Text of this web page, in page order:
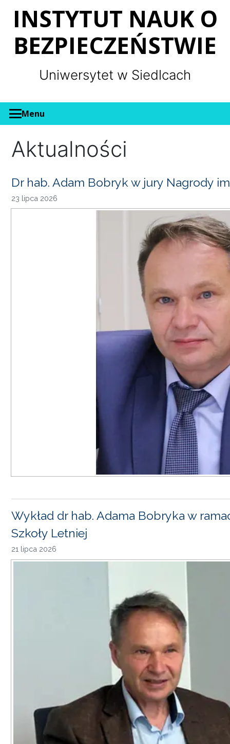
INSTYTUT NAUK O
BEZPIECZEŃSTWIE
Uniwersytet w Siedlcach
Menu
Aktualności
Dr hab. Adam Bobryk w jury Nagrody
23 lipca 2026
Wykład dr hab. Adama Bobryka w
Szkoły Letniej
21 lipca 2026